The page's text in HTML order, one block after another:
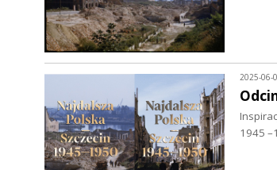
2025-06-
1945